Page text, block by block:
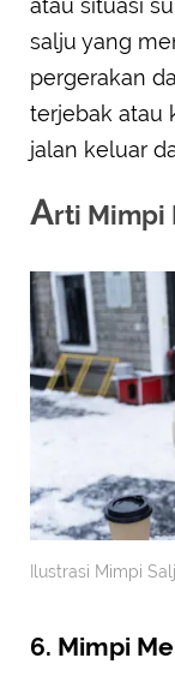
atau situasi
salju yang
pergerakan
terjebak atau
jalan keluar
Arti Mimpi
Ilustrasi Mimpi
6. Mimpi